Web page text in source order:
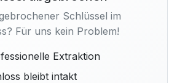
Schlüssel im
Für uns kein Problem!
Extraktion
bleibt intakt